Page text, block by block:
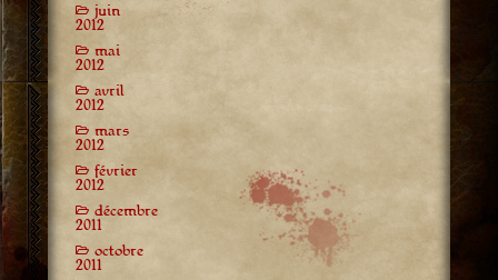
juin
2012
mai
2012
avril
2012
mars
2012
février
2012
décembre
2011
octobre
2011